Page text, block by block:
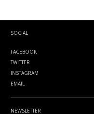
SOCIAL
FACEBOOK
TWITTER
INSTAGRAM
EMAIL
NEWSLETTER